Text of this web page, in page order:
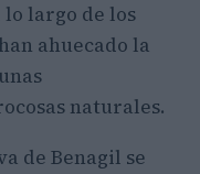
largo de los
ahuecado la
naturales.
de Benagil se